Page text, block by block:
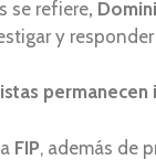
se refiere,
y
permanecen
FIP, además de